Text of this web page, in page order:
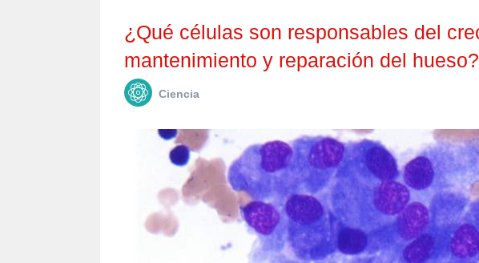
¿Qué células son responsables del crecimiento,
mantenimiento y reparación del hueso?
Сiencia